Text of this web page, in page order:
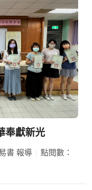
奉獻新光
書 報導
點閱數：